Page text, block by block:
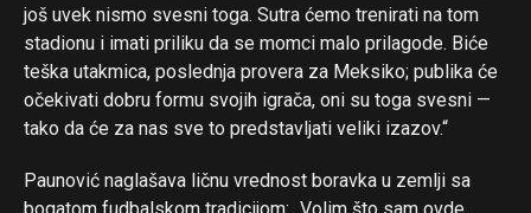
još uvek nismo svesni toga. Sutra ćemo trenirati na tom
stadionu i imati priliku da se momci malo prilagode. Biće
teška utakmica, poslednja provera za Meksiko; publika će
očekivati dobru formu svojih igrača, oni su toga svesni —
tako da će za nas sve to predstavljati veliki izazov.“
Paunović naglašava ličnu vrednost boravka u zemlji sa